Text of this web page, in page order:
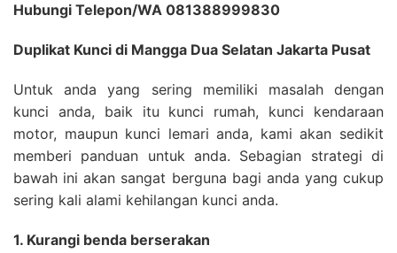
Hubungi Telepon/WA 081388999830
Duplikat Kunci di Mangga Dua Selatan Jakarta Pusat
Untuk anda yang sering memiliki masalah dengan
kunci anda, baik itu kunci rumah, kunci kendaraan
motor, maupun kunci lemari anda, kami akan sedikit
memberi panduan untuk anda. Sebagian strategi di
bawah ini akan sangat berguna bagi anda yang cukup
sering kali alami kehilangan kunci anda.
1. Kurangi benda berserakan